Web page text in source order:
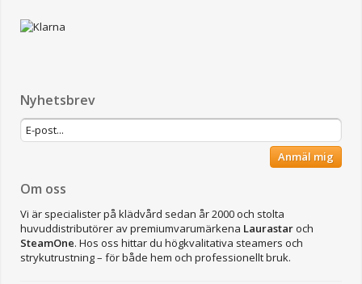
Nyhetsbrev
Anmäl mig
Om oss
Vi är specialister på klädvård sedan år 2000 och stolta
huvuddistributörer av premiumvarumärkena Laurastaroch
SteamOne. Hos oss hittar du högkvalitativa steamers och
strykutrustning – för både hem och professionellt bruk.